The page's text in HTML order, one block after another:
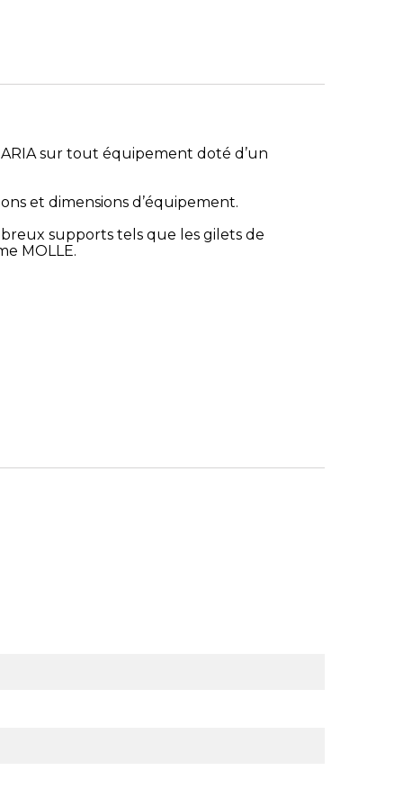
sur tout équipement doté d’un
et dimensions d’équipement.
supports tels que les gilets de
MOLLE.